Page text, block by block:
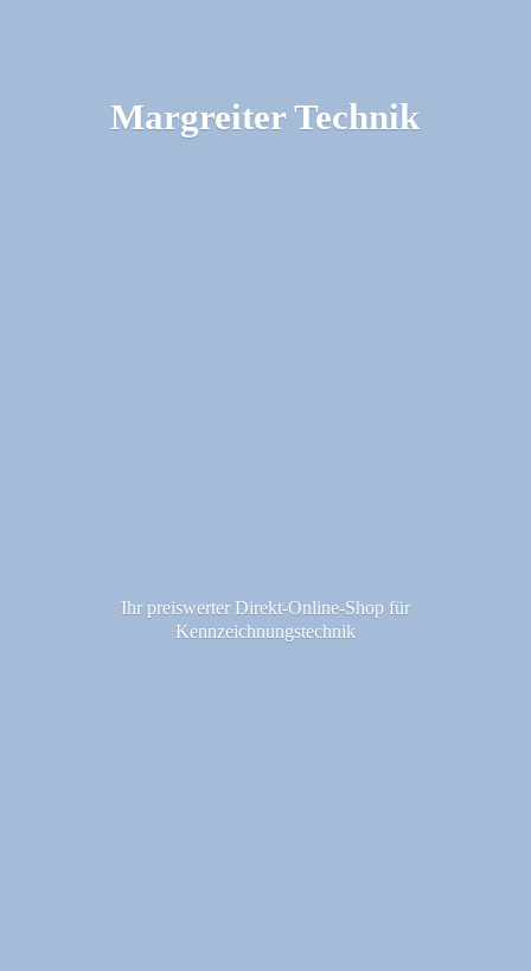
Margreiter Technik
Ihr preiswerter Direkt-Online-Shop für
Kennzeichnungstechnik